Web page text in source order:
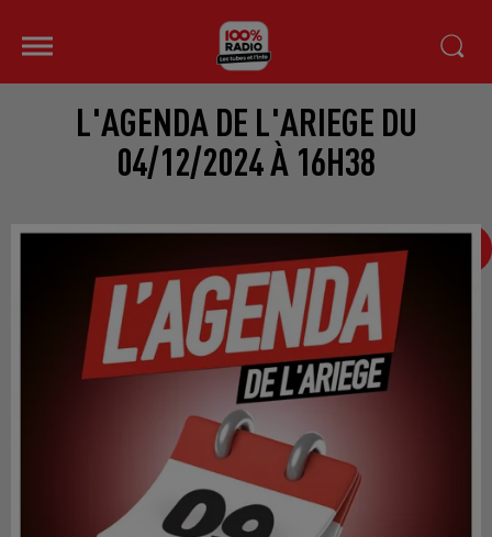
L'AGENDA DE L'ARIEGE DU
04/12/2024 À 16H38